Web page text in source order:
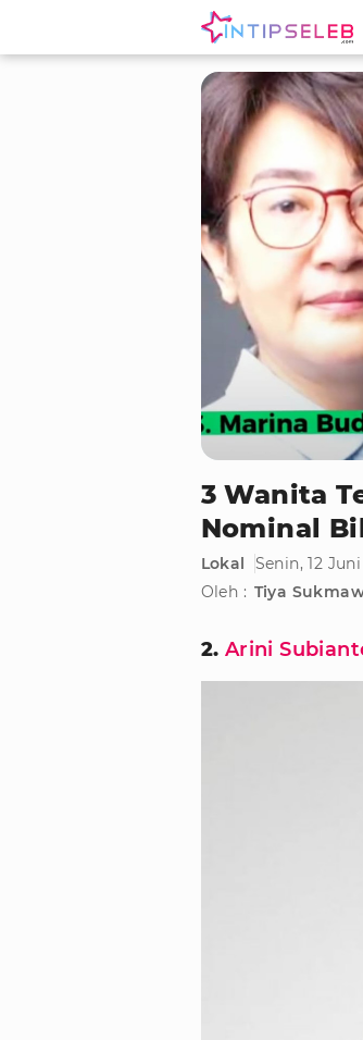
3 Wanita
Nominal
Lokal
Senin, 12
Oleh : Tiya
2. Arini